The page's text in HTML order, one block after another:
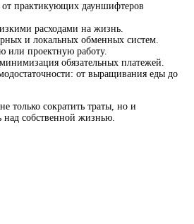
от практикующих дауншифтеров
расходами на жизнь.
и локальных обменных систем.
или проектную работу.
обязательных платежей.
от выращивания еды до
только сократить траты, но и
над собственной жизнью.